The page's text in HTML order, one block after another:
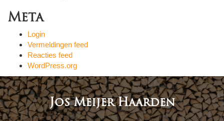
Meta
Login
Vermeldingen feed
Reacties feed
WordPress.org
Jos Meijer Haarden